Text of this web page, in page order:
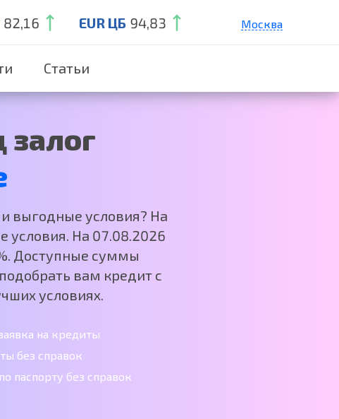
82,16 EUR ЦБ 94,83 Москва
Краснодар
Статьи
выгодные условия? На
условия. На 07.08.2026
Доступные суммы
вам кредит с
условиях.
на кредиты
без справок
паспорту без справок